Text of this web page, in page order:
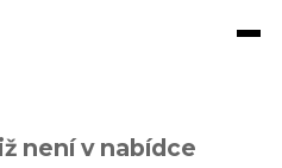
není v nabídce